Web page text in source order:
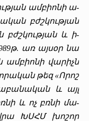
ամ­բիո­նի ա­
բժշկութ­յան
բժշկութ­յան և­ ի­
թ. առ այ­սօրնա
ամ­բիո­նի վա­րիչն
թեզ«Ո­րոշ
և­
այլ
և­ ոչ բռնի մա­
ԽՍՀՄ
խո­շոր